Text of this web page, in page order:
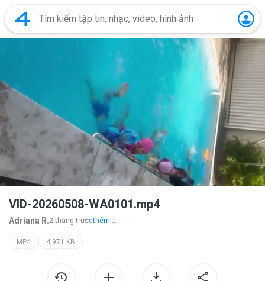
VID-20260508-WA0101.mp4
Adriana R.2 tháng trướcthêm...
MP4 4,971 KB